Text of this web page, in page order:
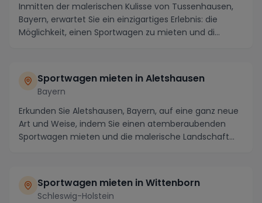
Inmitten der malerischen Kulisse von Tussenhausen,
Bayern, erwartet Sie ein einzigartiges Erlebnis: die
Möglichkeit, einen Sportwagen zu mieten und di...
Sportwagen mieten in Aletshausen
Bayern
Erkunden Sie Aletshausen, Bayern, auf eine ganz neue
Art und Weise, indem Sie einen atemberaubenden
Sportwagen mieten und die malerische Landschaft
Sportwagen mieten in Wittenborn
Schleswig-Holstein